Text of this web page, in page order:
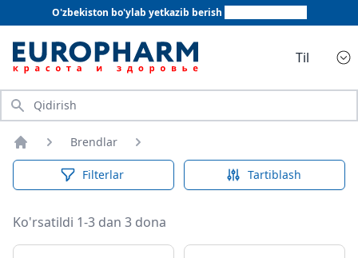
O'zbekiston bo'ylab yetkazib berish
Til
Qidirish
Bosh sahifa
Brendlar
Filterlar Tartiblash
Ko'rsatildi 1-3 dan 3 dona